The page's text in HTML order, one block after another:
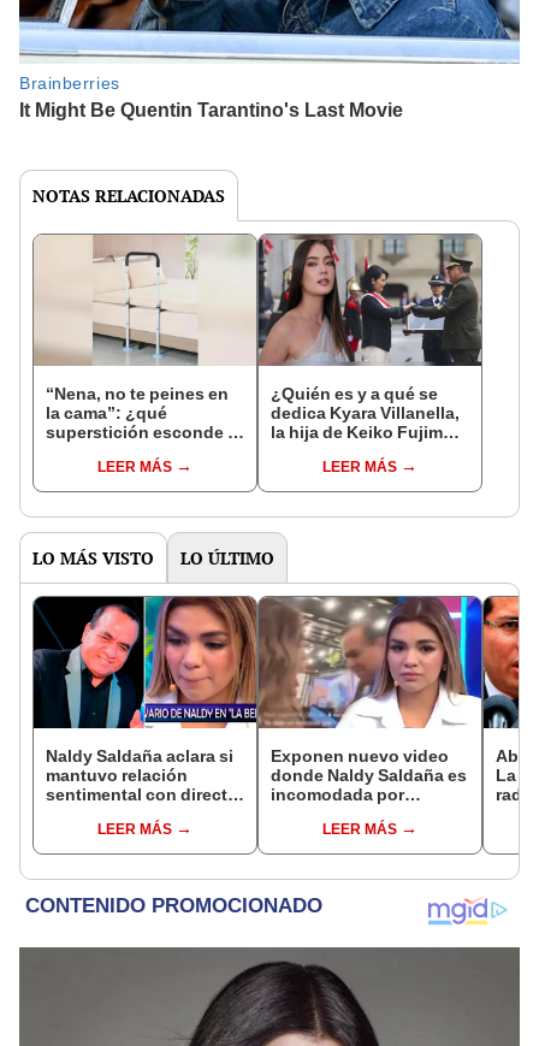
NOTAS RELACIONADAS
“Nena, no te peines en
la cama”: ¿qué
superstición esconde la
Enanitos Verdes?
LEER MÁS
¿Quién es y a qué se
dedica Kyara Villanella,
la hija de Keiko Fujimori
nivel nacional?
LEER MÁS
LO MÁS VISTO LO ÚLTIMO
Naldy Saldaña aclara si
mantuvo relación
sentimental con director
denunciarlo por
tocamientos: “Me
LEER MÁS
Exponen nuevo video
donde Naldy Saldaña es
incomodada por
Luz: la agarra de la
mano sin su
LEER MÁS
La